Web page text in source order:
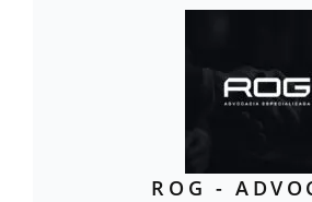
ROG -